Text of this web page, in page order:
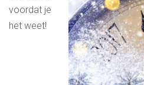
voordat je
het weet!